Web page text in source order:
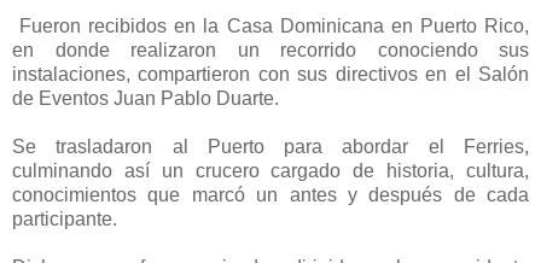
Fueron recibidos en la Casa Dominicana en Puerto Rico,
en donde realizaron un recorrido conociendo sus
instalaciones, compartieron con sus directivos en el Salón
de Eventos Juan Pablo Duarte.
Se trasladaron al Puerto para abordar el Ferries,
culminando así un crucero cargado de historia, cultura,
conocimientos que marcó un antes y después de cada
participante.